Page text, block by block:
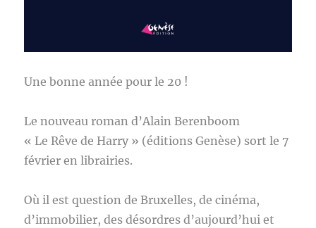
Une bonne année pour le 20 !
Le nouveau roman d’Alain Berenboom
« Le Rêve de Harry » (éditions Genèse) sort le 7
février en librairies.
Où il est question de Bruxelles, de cinéma,
d’immobilier, des désordres d’aujourd’hui et